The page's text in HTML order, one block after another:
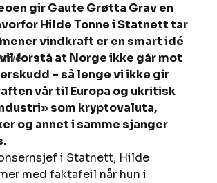
gir Gaute Grøtta Grav en
Hilde Tonne i Statnett tar
vindkraft er en smart idé
forstå at Norge ikke går mot
– så lenge vi ikke gir
vår til Europa og ukritisk
som kryptovaluta,
og annet i samme sjanger
i Statnett, Hilde
med faktafeil når hun i